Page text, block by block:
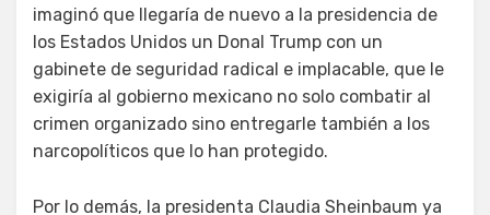
imaginó que llegaría de nuevo a la presidencia de
los Estados Unidos un Donal Trump con un
gabinete de seguridad radical e implacable, que le
exigiría al gobierno mexicano no solo combatir al
crimen organizado sino entregarle también a los
narcopolíticos que lo han protegido.
Por lo demás, la presidenta Claudia Sheinbaum ya